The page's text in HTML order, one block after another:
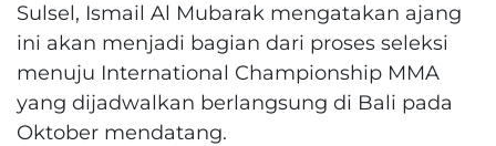
Sulsel, Ismail Al Mubarak mengatakan ajang
ini akan menjadi bagian dari proses seleksi
menuju International Championship MMA
yang dijadwalkan berlangsung di Bali pada
Oktober mendatang.